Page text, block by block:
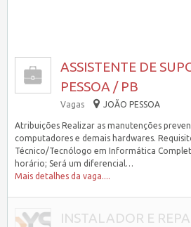
ASSISTENTE DE
PESSOA / PB
Vagas JOÃO PESSOA
Atribuições Realizar as manutenções
computadores e demais hardwares.
Técnico/Tecnólogo em Informática
horário; Será um diferencial…
Mais detalhes da vaga....
INSTALADOR E